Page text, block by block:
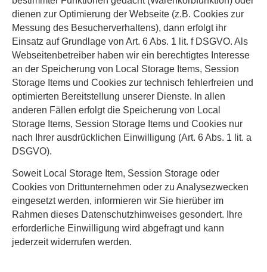
dienen zur Optimierung der Webseite (z.B. Cookies zur
Messung des Besucherverhaltens), dann erfolgt ihr
Einsatz auf Grundlage von Art. 6 Abs. 1 lit. f DSGVO. Als
Webseitenbetreiber haben wir ein berechtigtes Interesse
an der Speicherung von Local Storage Items, Session
Storage Items und Cookies zur technisch fehlerfreien und
optimierten Bereitstellung unserer Dienste. In allen
anderen Fällen erfolgt die Speicherung von Local
Storage Items, Session Storage Items und Cookies nur
nach Ihrer ausdrücklichen Einwilligung (Art. 6 Abs. 1 lit. a
DSGVO).
Soweit Local Storage Item, Session Storage oder
Cookies von Drittunternehmen oder zu Analysezwecken
eingesetzt werden, informieren wir Sie hierüber im
Rahmen dieses Datenschutzhinweises gesondert. Ihre
erforderliche Einwilligung wird abgefragt und kann
jederzeit widerrufen werden.